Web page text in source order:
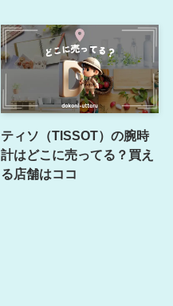
ティソ（TISSOT）の腕時
計はどこに売ってる？買え
る店舗はココ